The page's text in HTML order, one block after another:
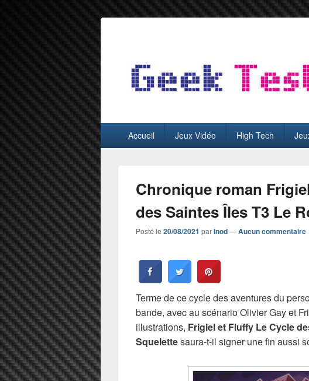
GeekTest
principalAccueil Jeux Vidéo High Tech
Chronique roman
des Saintes Îles T3 Le
Posté le 20/08/2021 parInod—Aucun commentaire
Terme de ce cycle des aventures du
bande, avec au scénario Olivier Gay et
illustrations, Frigiel et Fluffy Le Cycle
Squelettesaura-t-il signer une fin aussi